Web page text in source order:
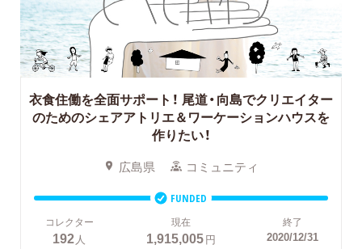
衣食住働を全面サポート！ 尾道・向島でクリエイター
のためのシェアアトリエ＆ワーケーションハウスを
作りたい！
広島県 コミュニティ
FUNDED
コレクター
192人
現在
1,915,005円
終了
2020/12/31